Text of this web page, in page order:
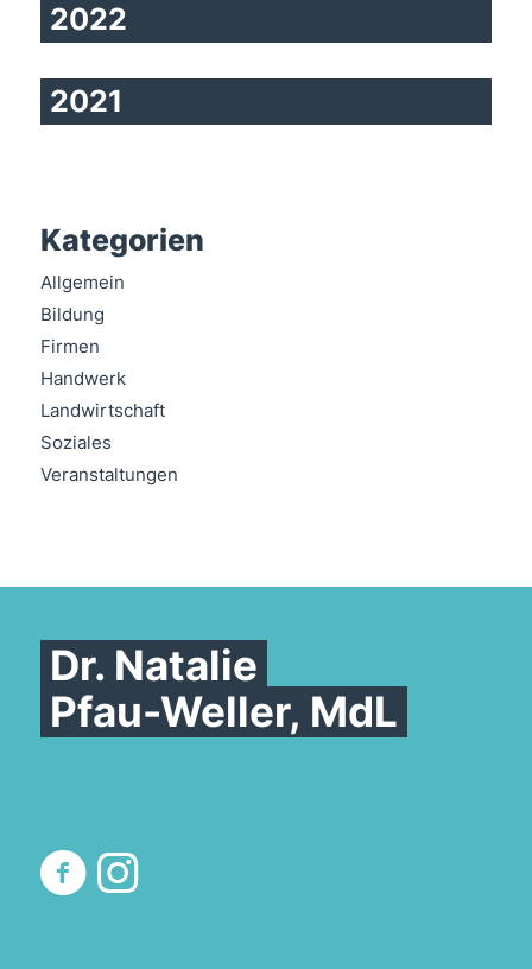
2022
2021
Kategorien
Allgemein
Bildung
Firmen
Handwerk
Landwirtschaft
Soziales
Veranstaltungen
Dr. Natalie
Pfau-Weller, MdL